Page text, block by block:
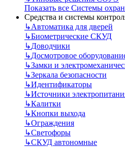
Показать все Системы
Средства и системы
↳Автоматика для дверей
↳Биометрические СКУД
↳Доводчики
↳Досмотровое
↳Замки и
↳Зеркала безопасности
↳Идентификаторы
↳Источники
↳Калитки
↳Кнопки выхода
↳Ограждения
↳Светофоры
↳СКУД автономные